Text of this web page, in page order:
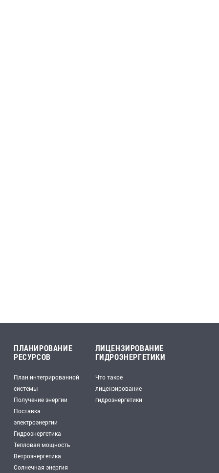
ПЛАНИРОВАНИЕ
РЕСУРСОВ
План интегрированной
системы
Получение энергии
Поставка
электроэнергии
Гидроэнергетика
Тепловая мощность
Ветроэнергетика
Солнечная энергия
ЛИЦЕНЗИРОВАНИЕ
ГИДРОЭНЕРГЕТИКИ
Что такое
лицензирование
гидроэнергетики